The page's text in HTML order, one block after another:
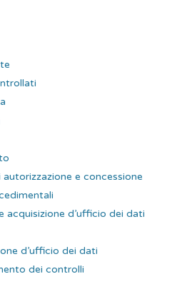
e concessione
acquisizione d’ufficio dei dati
d’ufficio dei dati
dei controlli